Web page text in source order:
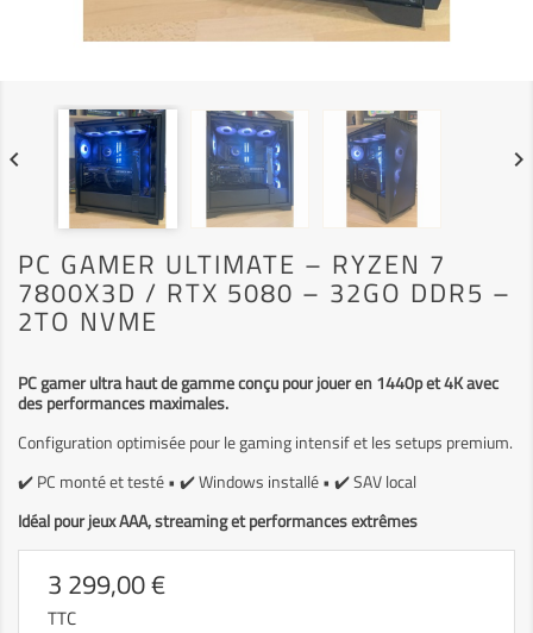
keyboard_arrow_left keyboard_arrow_right
PC GAMER ULTIMATE – RYZEN 7
7800X3D / RTX 5080 – 32GO DDR5 –
2TO NVME
PC gamer ultra haut de gamme conçu pour jouer en 1440p et 4K avec
des performances maximales.
Configuration optimisée pour le gaming intensif et les setups premium.
✔️ PC monté et testé • ✔️ Windows installé • ✔️ SAV local
Idéal pour jeux AAA, streaming et performances extrêmes
3 299,00 €
TTC